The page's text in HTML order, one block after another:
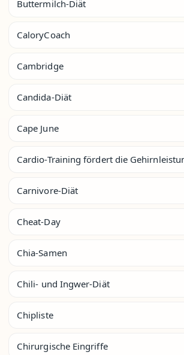
Buttermilch-Diät
CaloryCoach
Cambridge
Candida-Diät
Cape June
Cardio-Training fördert die
Carnivore-Diät
Cheat-Day
Chia-Samen
Chili- und Ingwer-Diät
Chipliste
Chirurgische Eingriffe